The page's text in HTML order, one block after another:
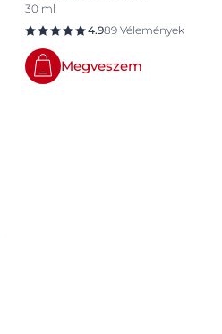
30 ml
4.989 Vélemények
Megveszem